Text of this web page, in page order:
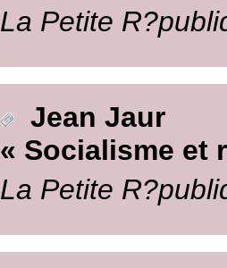
La Petite
Jean Jaur
« Socialisme et
La Petite